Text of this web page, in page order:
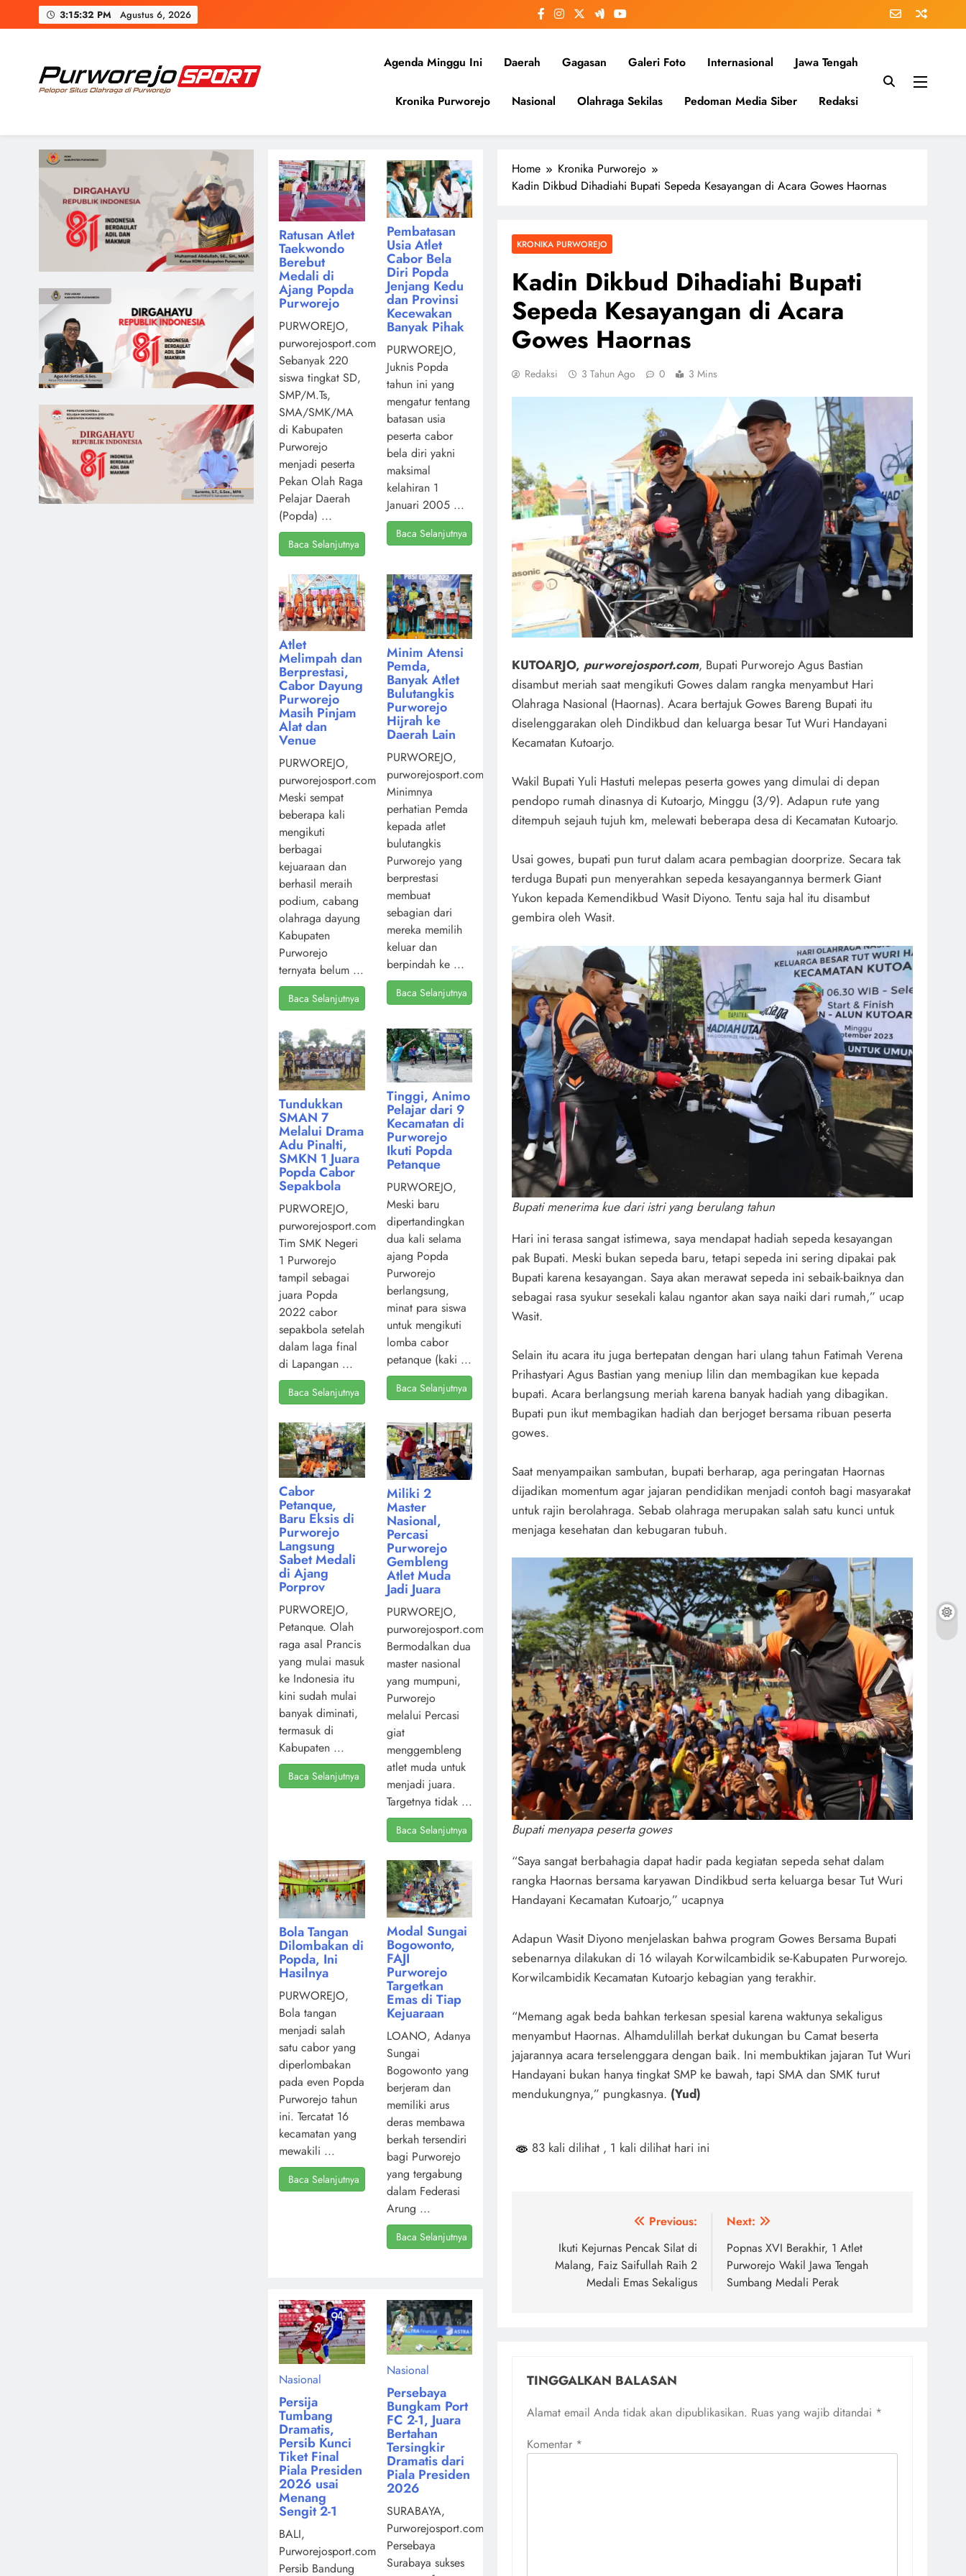
to
3:15:33 PM Agustus 6, 2026
Agenda Minggu Ini Daerah Gagasan Galeri Foto Internasional Jawa Tengah
Kronika Purworejo Nasional Olahraga Sekilas Pedoman Media Siber Redaksi
Home
Kronika Purworejo
Kadin Dikbud Dihadiahi Bupati Sepeda Kesayangan di Acara Gowes Haornas
KRONIKA PURWOREJO
Kadin Dikbud Dihadiahi Bupati
Sepeda Kesayangan di Acara
Gowes Haornas
Redaksi 3 Tahun Ago 0 3 Mins
KUTOARJO, purworejosport.com, Bupati Purworejo Agus Bastian
disambut meriah saat mengikuti Gowes dalam rangka menyambut Hari
Olahraga Nasional (Haornas). Acara bertajuk Gowes Bareng Bupati itu
diselenggarakan oleh Dindikbud dan keluarga besar Tut Wuri Handayani
Kecamatan Kutoarjo.
Wakil Bupati Yuli Hastuti melepas peserta gowes yang dimulai di depan
pendopo rumah dinasnya di Kutoarjo, Minggu (3/9). Adapun rute yang
ditempuh sejauh tujuh km, melewati beberapa desa di Kecamatan Kutoarjo.
Usai gowes, bupati pun turut dalam acara pembagian doorprize. Secara tak
terduga Bupati pun menyerahkan sepeda kesayangannya bermerk Giant
Yukon kepada Kemendikbud Wasit Diyono. Tentu saja hal itu disambut
gembira oleh Wasit.
Bupati menerima kue dari istri yang berulang tahun
Hari ini terasa sangat istimewa, saya mendapat hadiah sepeda kesayangan
pak Bupati. Meski bukan sepeda baru, tetapi sepeda ini sering dipakai pak
Bupati karena kesayangan. Saya akan merawat sepeda ini sebaik-baiknya dan
sebagai rasa syukur sesekali kalau ngantor akan saya naiki dari rumah,” ucap
Wasit.
Selain itu acara itu juga bertepatan dengan hari ulang tahun Fatimah Verena
Prihastyari Agus Bastian yang meniup lilin dan membagikan kue kepada
bupati. Acara berlangsung meriah karena banyak hadiah yang dibagikan.
Bupati pun ikut membagikan hadiah dan berjoget bersama ribuan peserta
gowes.
Saat menyampaikan sambutan, bupati berharap, aga peringatan Haornas
dijadikan momentum agar jajaran pendidikan menjadi contoh bagi masyarakat
untuk rajin berolahraga. Sebab olahraga merupakan salah satu kunci untuk
menjaga kesehatan dan kebugaran tubuh.
Bupati menyapa peserta gowes
“Saya sangat berbahagia dapat hadir pada kegiatan sepeda sehat dalam
rangka Haornas bersama karyawan Dindikbud serta keluarga besar Tut Wuri
Handayani Kecamatan Kutoarjo,” ucapnya
Adapun Wasit Diyono menjelaskan bahwa program Gowes Bersama Bupati
sebenarnya dilakukan di 16 wilayah Korwilcambidik se-Kabupaten Purworejo.
Korwilcambidik Kecamatan Kutoarjo kebagian yang terakhir.
“Memang agak beda bahkan terkesan spesial karena waktunya sekaligus
menyambut Haornas. Alhamdulillah berkat dukungan bu Camat beserta
jajarannya acara terselenggara dengan baik. Ini membuktikan jajaran Tut Wuri
Handayani bukan hanya tingkat SMP ke bawah, tapi SMA dan SMK turut
mendukungnya,” pungkasnya. (Yud)
83 kali dilihat , 1 kali dilihat hari ini
Previous:
Ikuti Kejurnas Pencak Silat di
Malang, Faiz Saifullah Raih 2
Medali Emas Sekaligus
Next:
Popnas XVI Berakhir, 1 Atlet
Purworejo Wakil Jawa Tengah
Sumbang Medali Perak
TINGGALKAN BALASAN
Alamat email Anda tidak akan dipublikasikan. Ruas yang wajib ditandai *
Komentar *
Ratusan Atlet
Taekwondo
Berebut
Medali di
Ajang Popda
Purworejo
PURWOREJO,
purworejosport.com,
Sebanyak 220
siswa tingkat SD,
SMP/M.Ts,
SMA/SMK/MA
di Kabupaten
Purworejo
menjadi peserta
Pekan Olah Raga
Pelajar Daerah
(Popda) ...
Baca Selanjutnya
Pembatasan
Usia Atlet
Cabor Bela
Diri Popda
Jenjang Kedu
dan Provinsi
Kecewakan
Banyak Pihak
PURWOREJO,
Juknis Popda
tahun ini yang
mengatur tentang
batasan usia
peserta cabor
bela diri yakni
maksimal
kelahiran 1
Januari 2005 ...
Baca Selanjutnya
Atlet
Melimpah dan
Berprestasi,
Cabor Dayung
Purworejo
Masih Pinjam
Alat dan
Venue
PURWOREJO,
purworejosport.com,
Meski sempat
beberapa kali
mengikuti
berbagai
kejuaraan dan
berhasil meraih
podium, cabang
olahraga dayung
Kabupaten
Purworejo
ternyata belum ...
Baca Selanjutnya
Minim Atensi
Pemda,
Banyak Atlet
Bulutangkis
Purworejo
Hijrah ke
Daerah Lain
PURWOREJO,
purworejosport.com,
Minimnya
perhatian Pemda
kepada atlet
bulutangkis
Purworejo yang
berprestasi
membuat
sebagian dari
mereka memilih
keluar dan
berpindah ke ...
Baca Selanjutnya
Tundukkan
SMAN 7
Melalui Drama
Adu Pinalti,
SMKN 1 Juara
Popda Cabor
Sepakbola
PURWOREJO,
purworejosport.com,
Tim SMK Negeri
1 Purworejo
tampil sebagai
juara Popda
2022 cabor
sepakbola setelah
dalam laga final
di Lapangan ...
Baca Selanjutnya
Tinggi, Animo
Pelajar dari 9
Kecamatan di
Purworejo
Ikuti Popda
Petanque
PURWOREJO,
Meski baru
dipertandingkan
dua kali selama
ajang Popda
Purworejo
berlangsung,
minat para siswa
untuk mengikuti
lomba cabor
petanque (kaki ...
Baca Selanjutnya
Cabor
Petanque,
Baru Eksis di
Purworejo
Langsung
Sabet Medali
di Ajang
Porprov
PURWOREJO,
Petanque. Olah
raga asal Prancis
yang mulai masuk
ke Indonesia itu
kini sudah mulai
banyak diminati,
termasuk di
Kabupaten ...
Baca Selanjutnya
Miliki 2
Master
Nasional,
Percasi
Purworejo
Gembleng
Atlet Muda
Jadi Juara
PURWOREJO,
purworejosport.com,
Bermodalkan dua
master nasional
yang mumpuni,
Purworejo
melalui Percasi
giat
menggembleng
atlet muda untuk
menjadi juara.
Targetnya tidak ...
Baca Selanjutnya
Bola Tangan
Dilombakan di
Popda, Ini
Hasilnya
PURWOREJO,
Bola tangan
menjadi salah
satu cabor yang
diperlombakan
pada even Popda
Purworejo tahun
ini. Tercatat 16
kecamatan yang
mewakili ...
Baca Selanjutnya
Modal Sungai
Bogowonto,
FAJI
Purworejo
Targetkan
Emas di Tiap
Kejuaraan
LOANO, Adanya
Sungai
Bogowonto yang
berjeram dan
memiliki arus
deras membawa
berkah tersendiri
bagi Purworejo
yang tergabung
dalam Federasi
Arung ...
Baca Selanjutnya
Nasional
Persija
Tumbang
Dramatis,
Persib Kunci
Tiket Final
Piala Presiden
2026 usai
Menang
Sengit 2-1
BALI,
Purworejosport.com,
Persib Bandung
Nasional
Persebaya
Bungkam Port
FC 2-1, Juara
Bertahan
Tersingkir
Dramatis dari
Piala Presiden
2026
SURABAYA,
Purworejosport.com,
Persebaya
Surabaya sukses